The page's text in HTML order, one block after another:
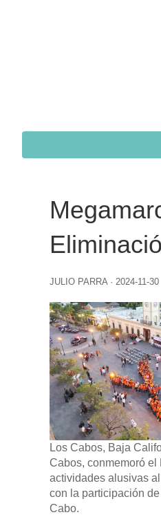
JULIO PARRA · 2024-11-30
Los Cabos, Baja
Cabos, conmemoró
actividades alusivas
con la participación
Cabo.